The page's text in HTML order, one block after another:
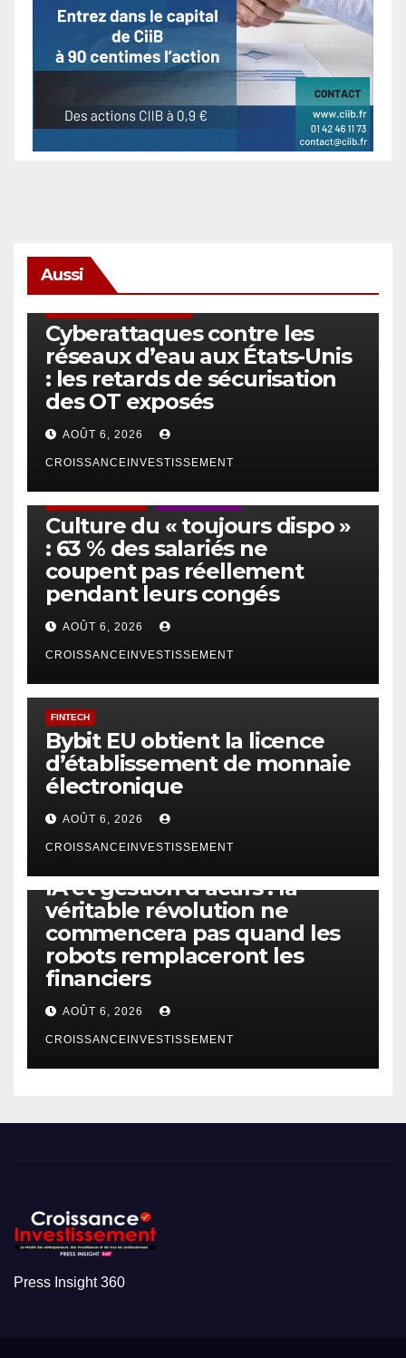
Aussi
Cyberattaques contre les
réseaux d’eau aux États-Unis
: les retards de sécurisation
des OT exposés
AOÛT 6, 2026
CROISSANCEINVESTISSEMENT
Culture du « toujours dispo »
: 63 % des salariés ne
coupent pas réellement
pendant leurs congés
AOÛT 6, 2026
CROISSANCEINVESTISSEMENT
FINTECH
Bybit EU obtient la licence
d’établissement de monnaie
électronique
AOÛT 6, 2026
CROISSANCEINVESTISSEMENT
IA et gestion d’actifs : la
véritable révolution ne
commencera pas quand les
robots remplaceront les
financiers
AOÛT 6, 2026
CROISSANCEINVESTISSEMENT
Press Insight 360